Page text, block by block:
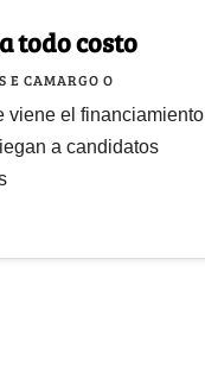
todo costo
E CAMARGO O
viene el financiamiento
a candidatos